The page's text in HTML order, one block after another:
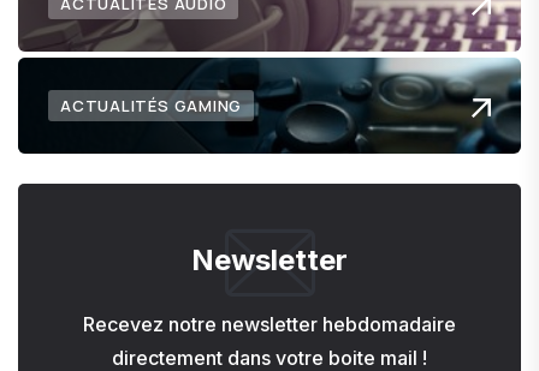
ACTUALITÉS GAMING
Newsletter
Recevez notre newsletter hebdomadaire
directement dans votre boite mail !